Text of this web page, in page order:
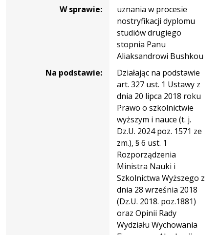
W sprawie:
uznania w procesie
nostryfikacji dyplomu
studiów drugiego
stopnia Panu
Aliaksandrowi Bushkou
Na podstawie:
Działając na podstawie
art. 327 ust. 1 Ustawy z
dnia 20 lipca 2018 roku
Prawo o szkolnictwie
wyższym i nauce (t. j.
Dz.U. 2024 poz. 1571 ze
zm.), § 6 ust. 1
Rozporządzenia
Ministra Nauki i
Szkolnictwa Wyższego z
dnia 28 września 2018
(Dz.U. 2018. poz.1881)
oraz Opinii Rady
Wydziału Wychowania